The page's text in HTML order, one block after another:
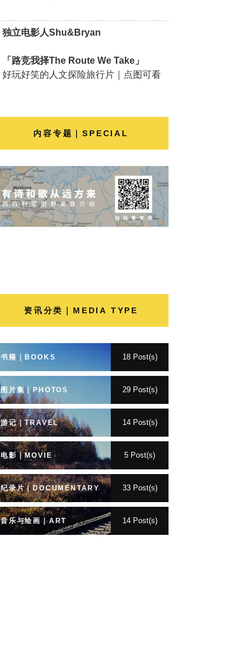
独立电影人Shu&Bryan
「路竞我择The Route We Take」
好玩好笑的人文探险旅行片｜点图可看
内容专题｜SPECIAL
资讯分类｜MEDIA TYPE
书籍｜BOOKS 18 Post(s)
图片集｜PHOTOS 29 Post(s)
游记｜TRAVEL 14 Post(s)
电影｜MOVIE 5 Post(s)
纪录片｜DOCUMENTARY 33 Post(s)
音乐与绘画｜ART 14 Post(s)